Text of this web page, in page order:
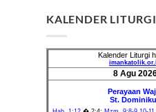
KALENDER LITURGI